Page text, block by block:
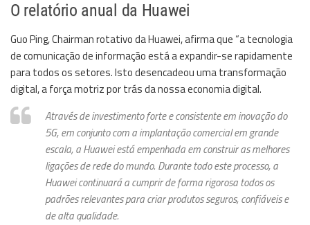
O relatório anual da Huawei
Guo Ping, Chairman rotativo da Huawei, afirma que “a tecnologia
de comunicação de informação está a expandir-se rapidamente
para todos os setores. Isto desencadeou uma transformação
digital, a força motriz por trás da nossa economia digital.
Através de investimento forte e consistente em inovação do
5G, em conjunto com a implantação comercial em grande
escala, a Huawei está empenhada em construir as melhores
ligações de rede do mundo. Durante todo este processo, a
Huawei continuará a cumprir de forma rigorosa todos os
padrões relevantes para criar produtos seguros, confiáveis e
de alta qualidade.